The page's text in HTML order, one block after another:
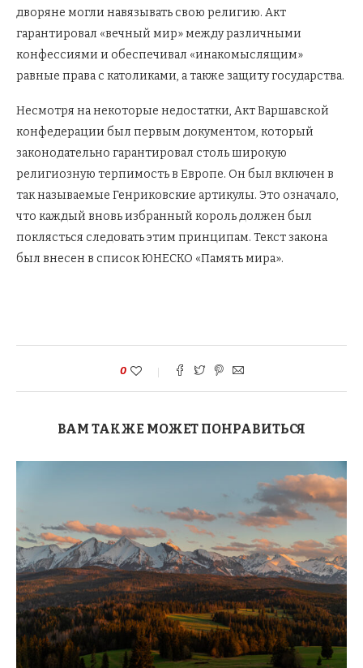
дворяне могли навязывать свою религию. Акт
гарантировал «вечный мир» между различными
конфессиями и обеспечивал «инакомыслящим»
равные права с католиками, а также защиту государства.
Несмотря на некоторые недостатки, Акт Варшавской
конфедерации был первым документом, который
законодательно гарантировал столь широкую
религиозную терпимость в Европе. Он был включен в
так называемые Генриковские артикулы. Это означало,
что каждый вновь избранный король должен был
поклясться следовать этим принципам. Текст закона
был внесен в список ЮНЕСКО «Память мира».
0
ВАМ ТАКЖЕ МОЖЕТ ПОНРАВИТЬСЯ